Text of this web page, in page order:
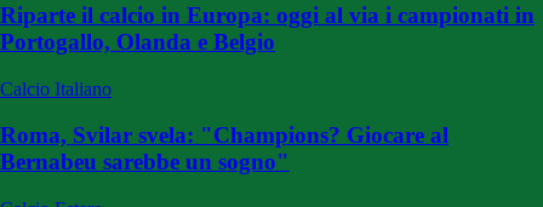
Riparte il calcio in Europa: oggi al via i campionati in
Portogallo, Olanda e Belgio
Calcio Italiano
Roma, Svilar svela: "Champions? Giocare al
Bernabeu sarebbe un sogno"